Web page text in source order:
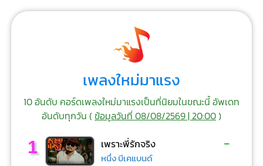
เพลงใหม่มาแรง
10 อันดับ คอร์ดเพลงใหม่มาแรงเป็นที่นิยมในขณะนี้ อัพเดท
อันดับทุกวัน (ข้อมูลวันที่ 08/08/2569 | 20:00)
1 เพราะพี่รักจริง
หนึ่ง บีเคแบนด์
-